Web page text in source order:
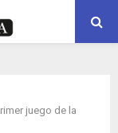
juego de la